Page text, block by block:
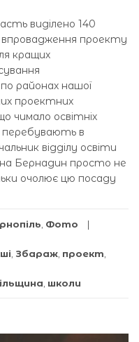
виділено 140
впровадження проекту
кращих
районах нашої
проектних
чимало освітніх
перебувають в
відділу освіти
Бернадин просто не
очолює цю посаду
Фото
Збараж проект
школи